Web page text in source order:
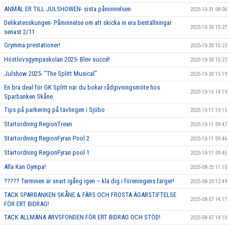
ANMÄL ER TILL JULSHOWEN- sista påminnelsen 2025-10-31 08:00
Delikatesskungen- Påminnelse om att skicka in era beställningar
senast 2/11
2025-10-30 15:27
Grymma prestationer! 2025-10-30 15:23
Höstlovsgympaskolan 2025- Blev succé! 2025-10-30 15:22
Julshow 2025- "The Splitt Musical" 2025-10-30 15:19
En bra deal för GK Splitt när du bokar rådgivningsmöte hos
Sparbanken Skåne.
2025-10-16 14:19
Tips på parkering på tävlingen i Sjöbo 2025-10-11 10:15
Startordning RegionTrean 2025-10-11 09:47
Startordning RegionFyran Pool 2 2025-10-11 09:46
Startordning RegionFyran pool 1 2025-10-11 09:45
Alla Kan Gympa! 2025-08-25 11:10
????? Terminen är snart igång igen – klä dig i föreningens färger! 2025-08-20 12:49
TACK SPARBANKEN SKÅNE & FÄRS OCH FROSTA ÄGARSTIFTELSE
FÖR ERT BIDRAG!
2025-08-07 14:17
TACK ALLMÄNA ARVSFONDEN FÖR ERT BIDRAG OCH STÖD! 2025-08-07 14:10